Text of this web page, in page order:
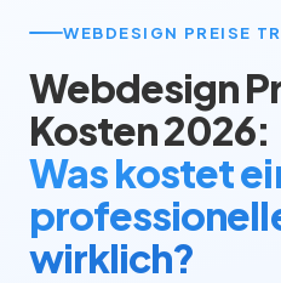
WEBDESIGN PREISE
Webdesign
Kosten 2026:
Was kostet
wirklich?